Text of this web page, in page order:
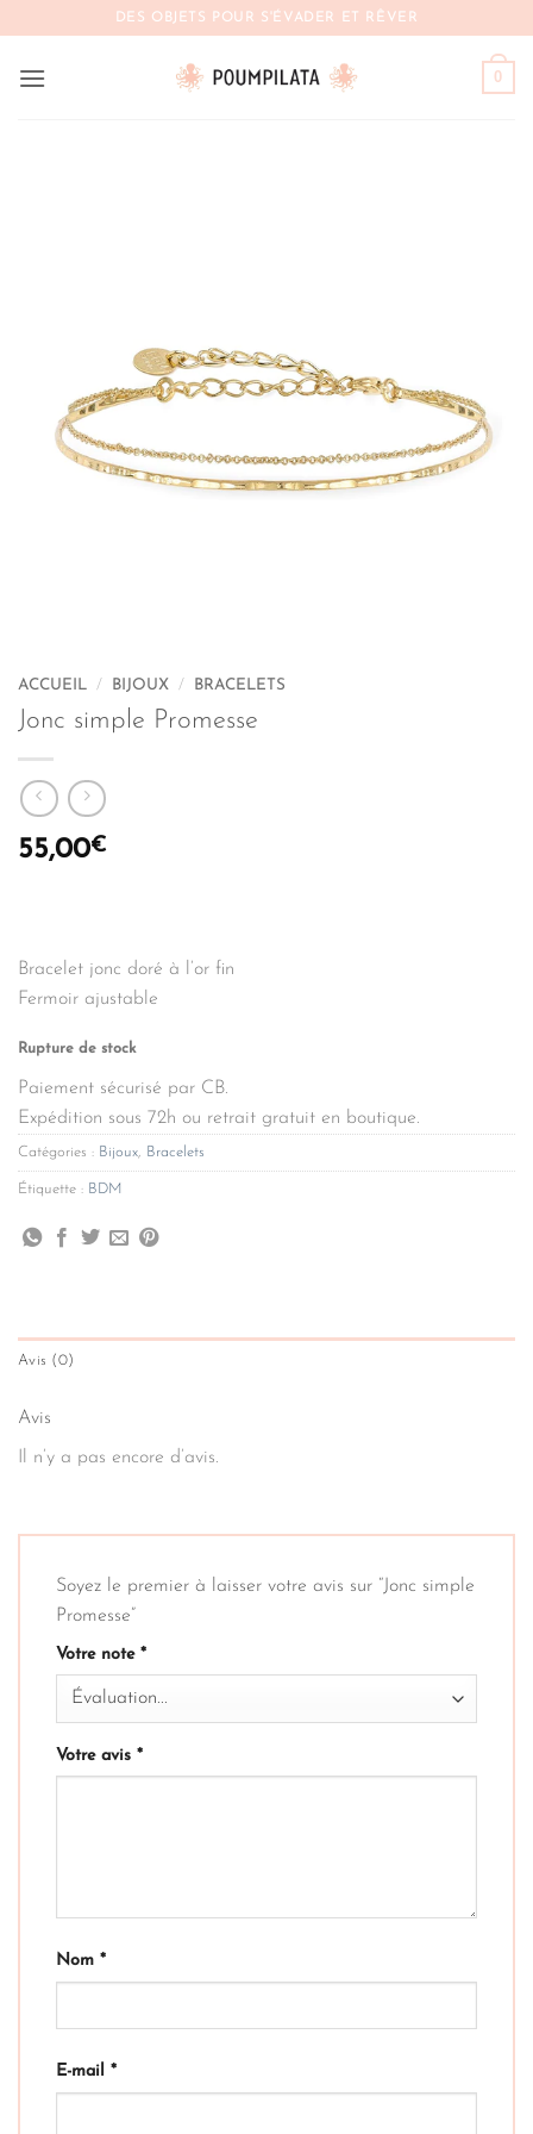
contenu
DES OBJETS POUR S'ÉVADER ET RÊVER
0
ACCUEIL / BIJOUX / BRACELETS
Jonc simple Promesse
55,00€
Bracelet jonc doré à l’or fin
Fermoir ajustable
Rupture de stock
Paiement sécurisé par CB.
Expédition sous 72h ou retrait gratuit en boutique.
Catégories : Bijoux, Bracelets
Étiquette : BDM
Avis (0)
Avis
Il n’y a pas encore d’avis.
Soyez le premier à laisser votre avis sur “Jonc simple
Promesse”
Votre note *
Votre avis *
Nom *
E-mail *